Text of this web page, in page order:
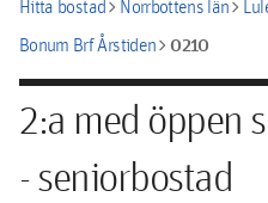
Hitta bostadchevron_rightNorrbottens länchevron_right
Bonum Brf Årstidenchevron_right0210
2:a med öppen
- seniorbostad